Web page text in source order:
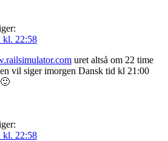
kl. 22:58
uret altså om 22 time
vil siger imorgen Dansk tid kl 21:00
kl. 22:58